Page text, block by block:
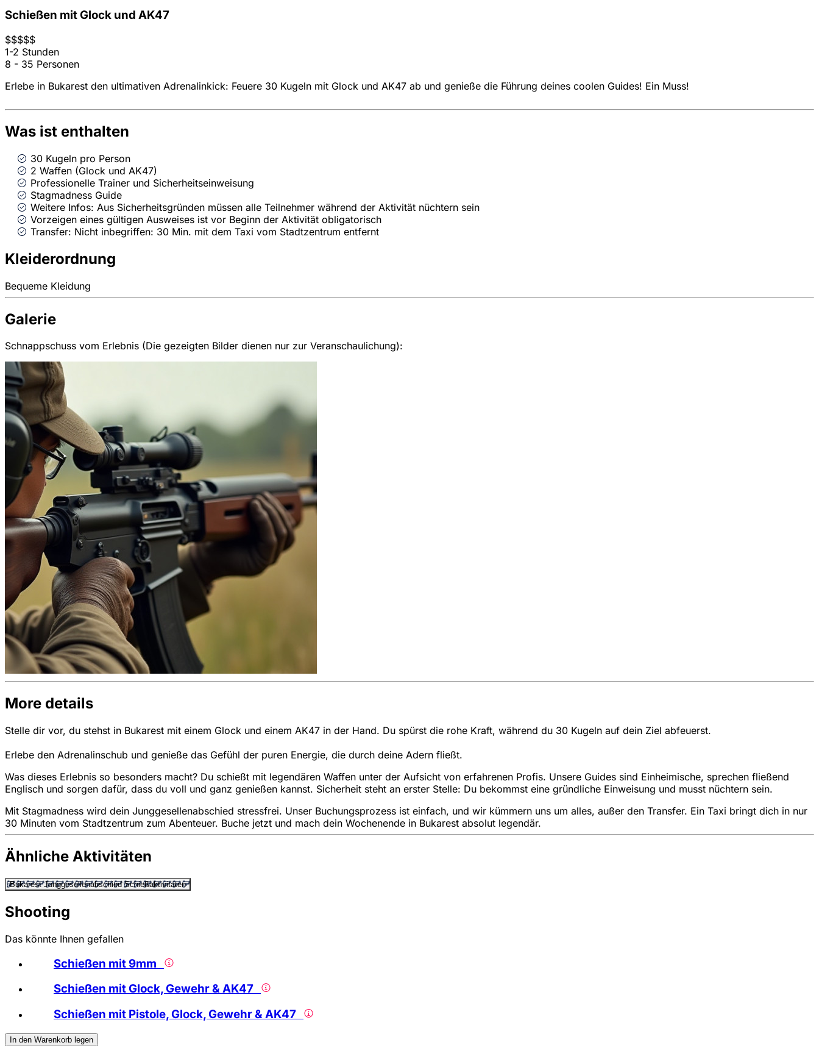
Schießen mit Glock und AK47
$$$$$
1-2 Stunden
8 - 35 Personen
Erlebe in Bukarest den ultimativen Adrenalinkick: Feuere 30 Kugeln mit Glock und AK47 ab und genieße die Führung deines coolen Guides! Ein Muss!
Was ist enthalten
30 Kugeln pro Person
2 Waffen (Glock und AK47)
Professionelle Trainer und Sicherheitseinweisung
Stagmadness Guide
Weitere Infos: Aus Sicherheitsgründen müssen alle Teilnehmer während der Aktivität nüchtern sein
Vorzeigen eines gültigen Ausweises ist vor Beginn der Aktivität obligatorisch
Transfer: Nicht inbegriffen: 30 Min. mit dem Taxi vom Stadtzentrum entfernt
Kleiderordnung
Bequeme Kleidung
Galerie
Schnappschuss vom Erlebnis (Die gezeigten Bilder dienen nur zur Veranschaulichung):
More details
Stelle dir vor, du stehst in Bukarest mit einem Glock und einem AK47 in der Hand. Du spürst die rohe Kraft, während du 30 Kugeln auf dein Ziel abfeuerst.
Erlebe den Adrenalinschub und genieße das Gefühl der puren Energie, die durch deine Adern fließt.
Was dieses Erlebnis so besonders macht? Du schießt mit legendären Waffen unter der Aufsicht von erfahrenen Profis. Unsere Guides sind Einheimische, sprechen fließend
Englisch und sorgen dafür, dass du voll und ganz genießen kannst. Sicherheit steht an erster Stelle: Du bekommst eine gründliche Einweisung und musst nüchtern sein.
Mit Stagmadness wird dein Junggesellenabschied stressfrei. Unser Buchungsprozess ist einfach, und wir kümmern uns um alles, außer den Transfer. Ein Taxi bringt dich in nur
30 Minuten vom Stadtzentrum zum Abenteuer. Buche jetzt und mach dein Wochenende in Bukarest absolut legendär.
Ähnliche Aktivitäten
Bukarest Junggesellenabschied Schießaktivitäten
Shooting
Das könnte Ihnen gefallen
Schießen mit 9mm
Schießen mit Glock, Gewehr & AK47
Schießen mit Pistole, Glock, Gewehr & AK47
In den Warenkorb legen